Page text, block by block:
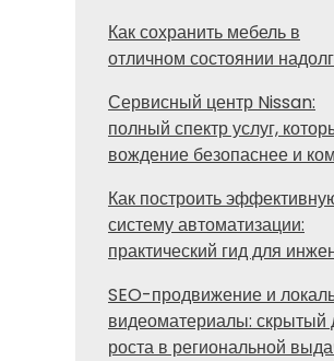
Как сохранить мебель в
отличном состоянии
Сервисный центр Nissan:
полный спектр услуг,
вождение безопаснее и
Как построить
систему автоматизации:
практический гид для
SEO-продвижение и
видеоматериалы: скрытый
роста в региональной